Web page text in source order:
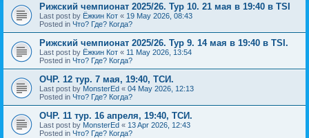
Рижский чемпионат 2025/26. Тур 10. 21 мая в 19:40 в TSI
Last post by Ёжкин Кот « 19 May 2026, 08:43
Posted in Что? Где? Когда?
Рижский чемпионат 2025/26. Тур 9. 14 мая в 19:40 в TSI.
Last post by Ёжкин Кот « 11 May 2026, 13:54
Posted in Что? Где? Когда?
ОЧР. 12 тур. 7 мая, 19:40, ТСИ.
Last post by MonsterEd « 04 May 2026, 12:13
Posted in Что? Где? Когда?
ОЧР. 11 тур. 16 апреля, 19:40, ТСИ.
Last post by MonsterEd « 13 Apr 2026, 12:43
Posted in Что? Где? Когда?